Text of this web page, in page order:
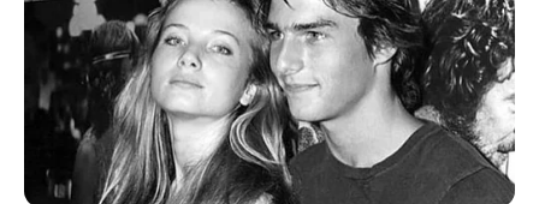
วันพฤหัสบดี ห้าม ขึ้น / แรม 6 ค่ำ
วันศุกร์ ห้าม ขึ้น / แรม 12 ค่ำ
วันเสาร์ ห้าม ขึ้น / แรม 12 ค่ำ